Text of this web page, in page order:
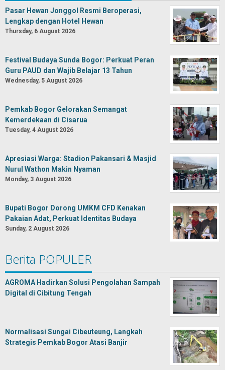
Pasar Hewan Jonggol Resmi Beroperasi,
Lengkap dengan Hotel Hewan
Thursday, 6 August 2026
Festival Budaya Sunda Bogor: Perkuat Peran
Guru PAUD dan Wajib Belajar 13 Tahun
Wednesday, 5 August 2026
Pemkab Bogor Gelorakan Semangat
Kemerdekaan di Cisarua
Tuesday, 4 August 2026
Apresiasi Warga: Stadion Pakansari & Masjid
Nurul Wathon Makin Nyaman
Monday, 3 August 2026
Bupati Bogor Dorong UMKM CFD Kenakan
Pakaian Adat, Perkuat Identitas Budaya
Sunday, 2 August 2026
Berita POPULER
AGROMA Hadirkan Solusi Pengolahan Sampah
Digital di Cibitung Tengah
Normalisasi Sungai Cibeuteung, Langkah
Strategis Pemkab Bogor Atasi Banjir